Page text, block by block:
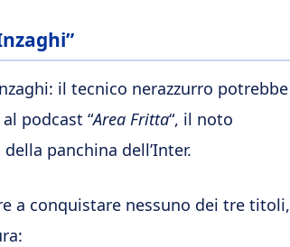
il tecnico nerazzurro potrebbe
podcast “Area Fritta“, il noto
panchina dell’Inter.
a conquistare nessuno dei tre titoli,